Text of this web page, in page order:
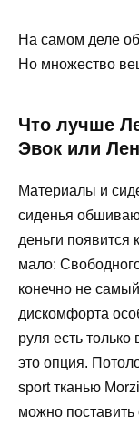
На самом деле
Но множество
Что лучше
Эвок или
Материалы и
сиденья
деньги появится
мало:
конечно не
дискомфорта
руля есть
это опция.
sport тканью
можно поставить